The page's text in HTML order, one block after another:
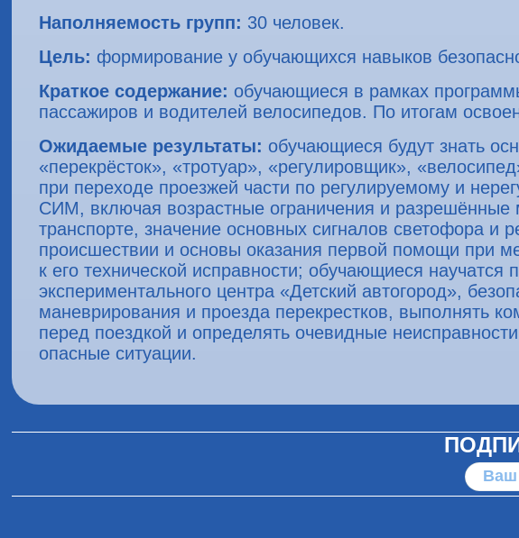
Наполняемость групп: 30 человек.
Цель: формирование у обучающихся навыков
Краткое содержание: обучающиеся в рамках
пассажиров и водителей велосипедов. По итогам
Ожидаемые результаты: обучающиеся будут знать
«перекрёсток», «тротуар», «регулировщик»,
при переходе проезжей части по регулируемому и
СИМ, включая возрастные ограничения и
транспорте, значение основных сигналов светофора и
происшествии и основы оказания первой помощи при
к его технической исправности; обучающиеся
экспериментального центра «Детский автогород»,
маневрирования и проезда перекрестков, выполнять
перед поездкой и определять очевидные
опасные ситуации.